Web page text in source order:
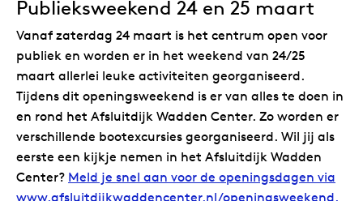
Publieksweekend 24 en 25 maart
Vanaf zaterdag 24 maart is het centrum open voor
publiek en worden er in het weekend van 24/25
maart allerlei leuke activiteiten georganiseerd.
Tijdens dit openingsweekend is er van alles te doen in
en rond het Afsluitdijk Wadden Center. Zo worden er
verschillende bootexcursies georganiseerd. Wil jij als
eerste een kijkje nemen in het Afsluitdijk Wadden
Center? Meld je snel aan voor de openingsdagen via
www.afsluitdijkwaddencenter.nl/openingsweekend.